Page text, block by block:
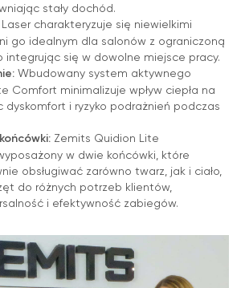
stały dochód.
Laser charakteryzuje się niewielkimi
go idealnym dla salonów z ograniczoną
integrując się w dowolne miejsce pracy.
Wbudowany system aktywnego
Comfort minimalizuje wpływ ciepła na
dyskomfort i ryzyko podrażnień podczas
Zemits Quidion Lite
w dwie końcówki, które
obsługiwać zarówno twarz, jak i ciało,
do różnych potrzeb klientów,
i efektywność zabiegów.
prawa zastrzeżone
informujemy, iż z dniem
Group Sp. z o.o. będzie
faktury wyłącznie w
za pośrednictwem
KSeF.